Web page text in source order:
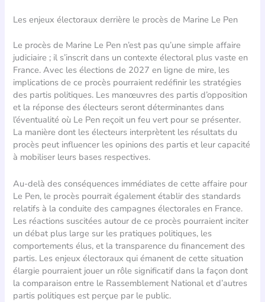
Les enjeux électoraux derrière le procès de Marine Le Pen
Le procès de Marine Le Pen n’est pas qu’une simple affaire
judiciaire ; il s’inscrit dans un contexte électoral plus vaste en
France. Avec les élections de 2027 en ligne de mire, les
implications de ce procès pourraient redéfinir les stratégies
des partis politiques. Les manœuvres des partis d’opposition
et la réponse des électeurs seront déterminantes dans
l’éventualité où Le Pen reçoit un feu vert pour se présenter.
La manière dont les électeurs interprètent les résultats du
procès peut influencer les opinions des partis et leur capacité
à mobiliser leurs bases respectives.
Au-delà des conséquences immédiates de cette affaire pour
Le Pen, le procès pourrait également établir des standards
relatifs à la conduite des campagnes électorales en France.
Les réactions suscitées autour de ce procès pourraient inciter
un débat plus large sur les pratiques politiques, les
comportements élus, et la transparence du financement des
partis. Les enjeux électoraux qui émanent de cette situation
élargie pourraient jouer un rôle significatif dans la façon dont
la comparaison entre le Rassemblement National et d’autres
partis politiques est perçue par le public.